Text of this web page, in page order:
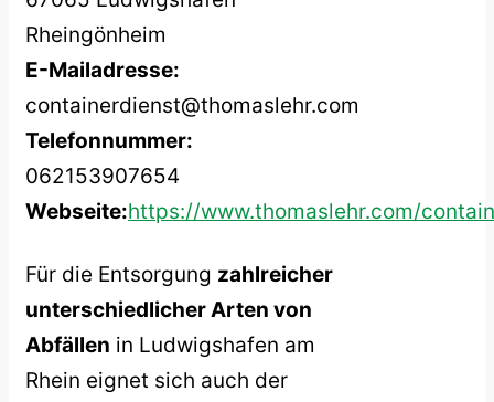
Rheingönheim
E-Mailadresse:
containerdienst@thomaslehr.com
Telefonnummer:
062153907654
Webseite:https://www.thomaslehr.com/
Für die Entsorgung zahlreicher
unterschiedlicher Arten von
Abfällen in Ludwigshafen am
Rhein eignet sich auch der